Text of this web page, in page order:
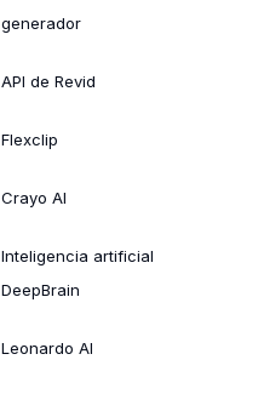
generador
API de Revid
Flexclip
Crayo AI
Inteligencia artificial
DeepBrain
Leonardo AI